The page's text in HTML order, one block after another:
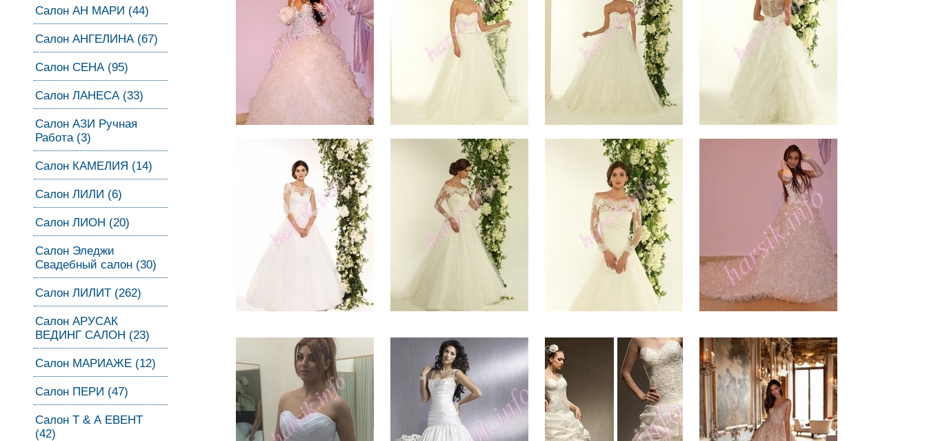
Салон АН МАРИ (44)
Салон АНГЕЛИНА (67)
Салон СЕНА (95)
Салон ЛАНЕСА (33)
Салон АЗИ Ручная
Работа (3)
Салон КАМЕЛИЯ (14)
Салон ЛИЛИ (6)
Салон ЛИОН (20)
Салон Эледжи
Свадебный салон (30)
Салон ЛИЛИТ (262)
Салон АРУСАК
ВЕДИНГ САЛОН (23)
Салон МАРИАЖЕ (12)
Салон ПЕРИ (47)
Салон Т & А ЕВЕНТ
(42)